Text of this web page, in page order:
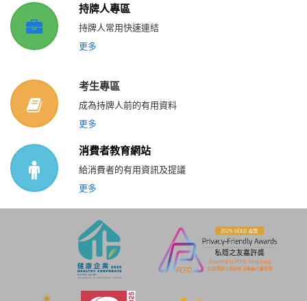
持牌人專區
持牌人常用快速連結
更多
考生專區
成為持牌人前的有用資料
更多
消費者教育網站
給消費者的有用資訊及提議
更多